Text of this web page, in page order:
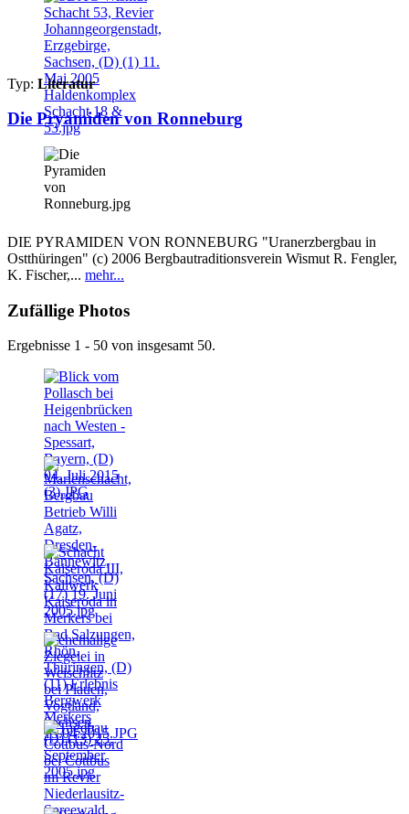
Typ: Literatur
Die Pryamiden von Ronneburg
DIE PYRAMIDEN VON RONNEBURG "Uranerzbergbau in
Ostthüringen" (c) 2006 Bergbautraditionsverein Wismut R. Fengler,
K. Fischer,... mehr...
Zufällige Photos
Ergebnisse 1 - 50 von insgesamt 50.